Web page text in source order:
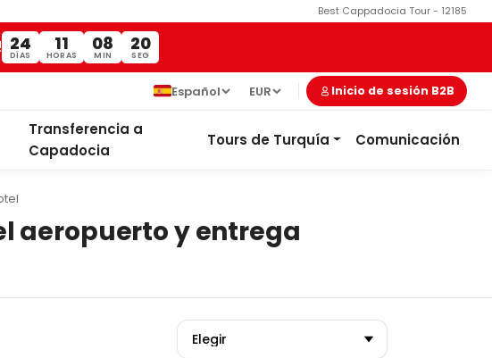
Best Cappadocia Tour - 12185
24
DÍAS
11
HORAS
08
MIN
19
SEG
Español EUR Inicio de sesión B2B
Transferencia a
Capadocia
Tours de Turquía Comunicación
aeropuerto y entrega